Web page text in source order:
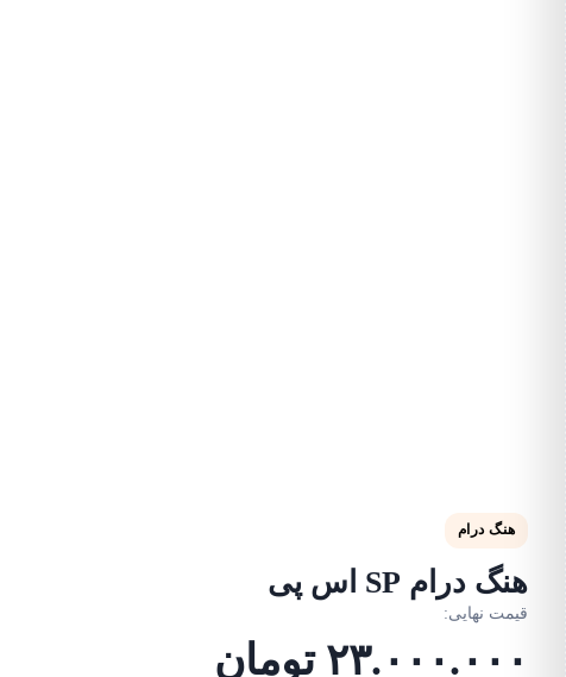
هنگ درام
هنگ درام SP اس پی
قیمت نهایی:
۲۳.۰۰۰.۰۰۰ تومان